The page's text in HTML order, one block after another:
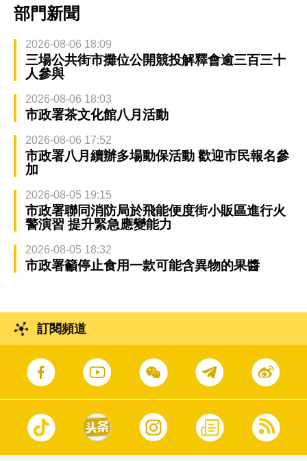
部門新聞
2026-08-06 18:09
三場公共街市攤位公開競投解釋會逾三百三十
人參與
2026-08-06 18:03
市政署茶文化館八月活動
2026-08-06 17:52
市政署八月續辦多場動保活動 歡迎市民報名參
加
2026-08-05 19:15
市政署聯同消防局於飛能便度街小販區進行火
警演習 提升緊急應變能力
2026-08-05 18:32
市政署籲停止食用一款可能含異物的果醬
訂閱頻道